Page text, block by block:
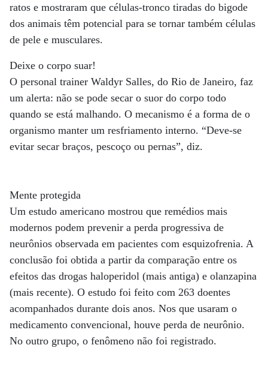
ratos e mostraram que células-tronco tiradas do bigode
dos animais têm potencial para se tornar também células
de pele e musculares.
Deixe o corpo suar!
O personal trainer Waldyr Salles, do Rio de Janeiro, faz
um alerta: não se pode secar o suor do corpo todo
quando se está malhando. O mecanismo é a forma de o
organismo manter um resfriamento interno. “Deve-se
evitar secar braços, pescoço ou pernas”, diz.
Mente protegida
Um estudo americano mostrou que remédios mais
modernos podem prevenir a perda progressiva de
neurônios observada em pacientes com esquizofrenia. A
conclusão foi obtida a partir da comparação entre os
efeitos das drogas haloperidol (mais antiga) e olanzapina
(mais recente). O estudo foi feito com 263 doentes
acompanhados durante dois anos. Nos que usaram o
medicamento convencional, houve perda de neurônio.
No outro grupo, o fenômeno não foi registrado.